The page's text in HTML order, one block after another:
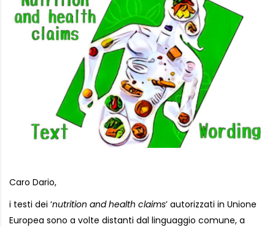
Caro Dario,
i testi dei ‘nutrition and health claims’ autorizzati in Unione
Europea sono a volte distanti dal linguaggio comune, a